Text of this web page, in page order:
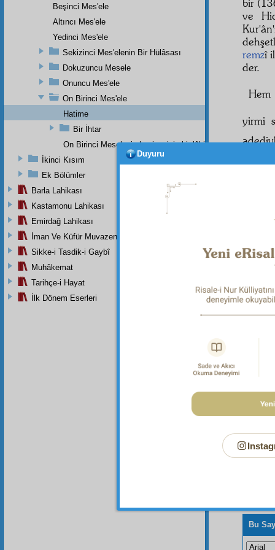
bir
ve
remzî
der.
Hem
yirmi
Dipnot-1
Bu
Beşinci Mes'ele
Altıncı Mes'ele
Yedinci Mes'ele
Sekizinci Mes'elenin Bir Hülâsası
Dokuzuncu Mesele
Onuncu Mes'ele
On Birinci Mes'ele
Hatime
Bir İhtar
On Birinci Meselenin haşiyesinin bir lâhikasıdır.
İkinci Kısım
Ek Bölümler
Barla Lahikası
Kastamonu Lahikası
Emirdağ Lahikası
İman Ve Küfür Muvazeneleri
Sikke-i Tasdik-i Gaybî
Muhâkemat
Tarihçe-i Hayat
İlk Dönem Eserleri
Duyuru